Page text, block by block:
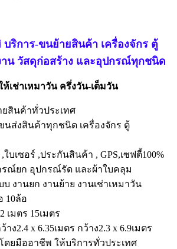
ริการ-ขนย้ายสินค้า เครื่องจักร ตู้
าน วัสดุก่อสร้าง และอุปกรณ์ทุกชนิด
ห้เช่าเหมาวัน ครึ่งวัน-เต็มวัน
สินค้าทั่วประเทศ
นส่งสินค้าทุกชนิด เครื่องจักร ตู้
ใบเซอร์ ,ประกันสินค้า , GPS,เซฟตี้100%
ณ์ยก อุปกรณ์รัด และผ้าใบคลุม
งานยก งานย้าย งานเช่าเหมาวัน
10ล้อ
เมตร 15เมตร
ง2.4 x 6.35เมตร กว้าง2.3 x 6.9เมตร
ดยมืออาชีพ ให้บริการทั่วประเทศ